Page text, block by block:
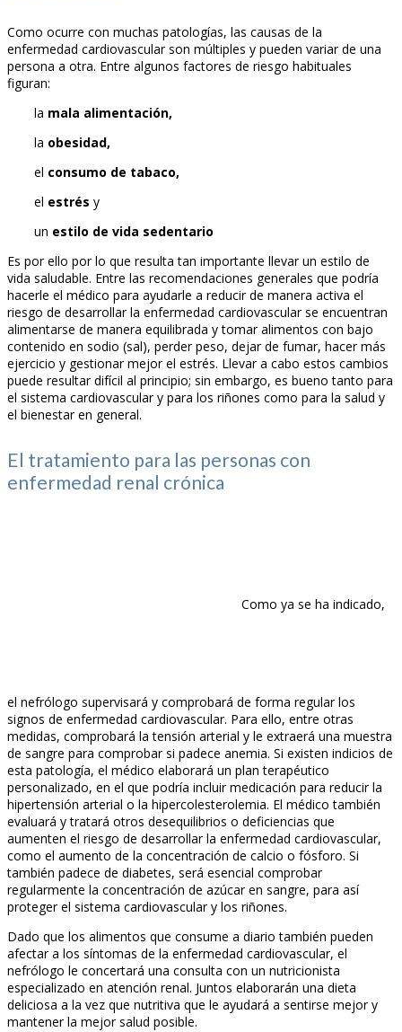
Como ocurre con muchas patologías, las causas de la
enfermedad cardiovascular son múltiples y pueden variar de una
persona a otra. Entre algunos factores de riesgo habituales
figuran:
la mala alimentación,
la obesidad,
el consumo de tabaco,
el estrés y
un estilo de vida sedentario
Es por ello por lo que resulta tan importante llevar un estilo de
vida saludable. Entre las recomendaciones generales que podría
hacerle el médico para ayudarle a reducir de manera activa el
riesgo de desarrollar la enfermedad cardiovascular se encuentran
alimentarse de manera equilibrada y tomar alimentos con bajo
contenido en sodio (sal), perder peso, dejar de fumar, hacer más
ejercicio y gestionar mejor el estrés. Llevar a cabo estos cambios
puede resultar difícil al principio; sin embargo, es bueno tanto para
el sistema cardiovascular y para los riñones como para la salud y
el bienestar en general.
El tratamiento para las personas con
enfermedad renal crónica
Como ya se ha indicado,
el nefrólogo supervisará y comprobará de forma regular los
signos de enfermedad cardiovascular. Para ello, entre otras
medidas, comprobará la tensión arterial y le extraerá una muestra
de sangre para comprobar si padece anemia. Si existen indicios de
esta patología, el médico elaborará un plan terapéutico
personalizado, en el que podría incluir medicación para reducir la
hipertensión arterial o la hipercolesterolemia. El médico también
evaluará y tratará otros desequilibrios o deficiencias que
aumenten el riesgo de desarrollar la enfermedad cardiovascular,
como el aumento de la concentración de calcio o fósforo. Si
también padece de diabetes, será esencial comprobar
regularmente la concentración de azúcar en sangre, para así
proteger el sistema cardiovascular y los riñones.
Dado que los alimentos que consume a diario también pueden
afectar a los síntomas de la enfermedad cardiovascular, el
nefrólogo le concertará una consulta con un nutricionista
especializado en atención renal. Juntos elaborarán una dieta
deliciosa a la vez que nutritiva que le ayudará a sentirse mejor y
mantener la mejor salud posible.